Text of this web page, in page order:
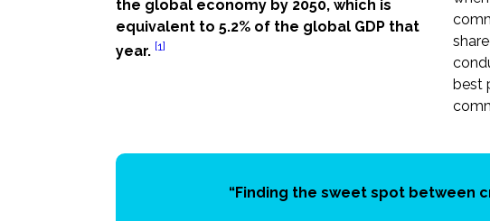
the global economy by 2050, which is
equivalent to 5.2% of the global GDP that
year. [1]
best
“Finding the sweet spot between